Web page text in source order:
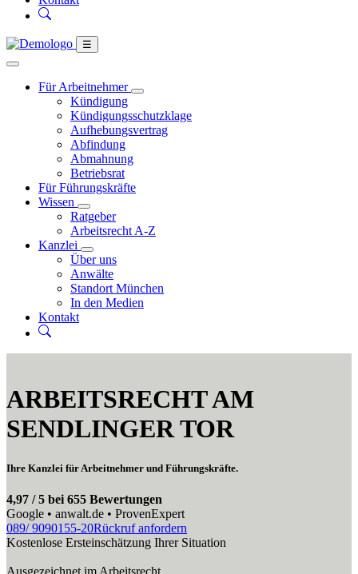
☰
Für Arbeitnehmer
Kündigung
Kündigungsschutzklage
Aufhebungsvertrag
Abfindung
Abmahnung
Betriebsrat
Für Führungskräfte
Wissen
Ratgeber
Arbeitsrecht A-Z
Kanzlei
Über uns
Anwälte
Standort München
In den Medien
Kontakt
ARBEITSRECHT AM
SENDLINGER TOR
Ihre Kanzlei für Arbeitnehmer und Führungskräfte.
4,97 / 5 bei 655 Bewertungen
Google • anwalt.de • ProvenExpert
089/ 9090155-20Rückruf anfordern
Kostenlose Ersteinschätzung Ihrer Situation
Ausgezeichnet im Arbeitsrecht